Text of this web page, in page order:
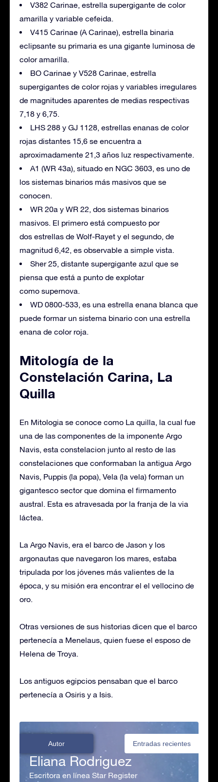
V382 Carinae, estrella supergigante de color
amarilla y variable cefeida.
V415 Carinae (A Carinae), estrella binaria
eclipsante su primaria es una gigante luminosa de
color amarilla.
BO Carinae y V528 Carinae, estrella
supergigantes de color rojas y variables irregulares
de magnitudes aparentes de medias respectivas
7,18 y 6,75.
LHS 288 y GJ 1128, estrellas enanas de color
rojas distantes 15,6 se encuentra a
aproximadamente 21,3 años luz respectivamente.
A1 (WR 43a), situado en NGC 3603, es uno de
los sistemas binarios más masivos que se
conocen.
WR 20a y WR 22, dos sistemas binarios
masivos. El primero está compuesto por
dos estrellas de Wolf-Rayet y el segundo, de
magnitud 6,42, es observable a simple vista.
Sher 25, distante supergigante azul que se
piensa que está a punto de explotar
como supernova.
WD 0800-533, es una estrella enana blanca que
puede formar un sistema binario con una estrella
enana de color roja.
Mitología de la
Constelación Carina, La
Quilla
En Mitologia se conoce como La quilla, la cual fue
una de las componentes de la imponente Argo
Navis, esta constelacion junto al resto de las
constelaciones que conformaban la antigua Argo
Navis, Puppis (la popa), Vela (la vela) forman un
gigantesco sector que domina el firmamento
austral. Esta es atravesada por la franja de la via
láctea.
La Argo Navis, era el barco de Jason y los
argonautas que navegaron los mares, estaba
tripulada por los jóvenes más valientes de la
época, y su misión era encontrar el el vellocino de
oro.
Otras versiones de sus historias dicen que el barco
pertenecía a Menelaus, quien fuese el esposo de
Helena de Troya.
Los antiguos egipcios pensaban que el barco
pertenecía a Osiris y a Isis.
Autor Entradas recientes
Eliana Rodriguez
Escritora en línea Star Register